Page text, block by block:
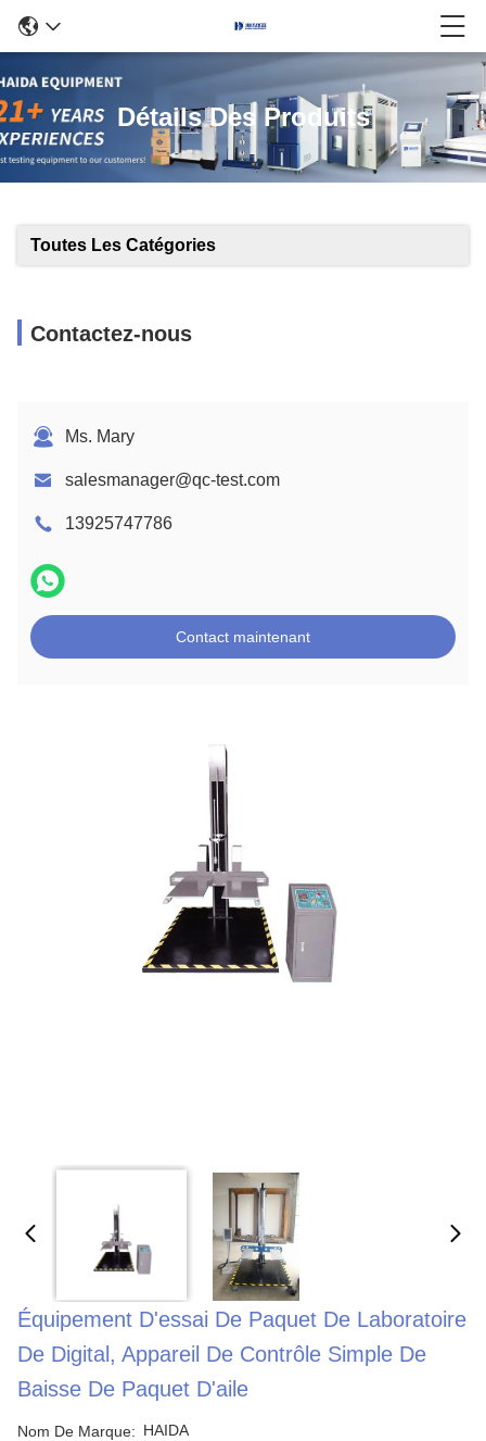
Détails Des Produits
Toutes Les Catégories
Contactez-nous
Ms. Mary
salesmanager@qc-test.com
13925747786
Contact maintenant
Équipement D'essai De Paquet De Laboratoire
De Digital, Appareil De Contrôle Simple De
Baisse De Paquet D'aile
Nom De Marque: HAIDA